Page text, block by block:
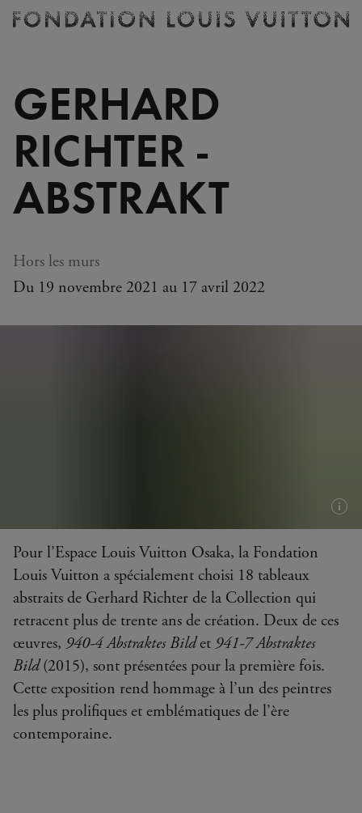
-
Accueil
GERHARD
RICHTER -
ABSTRAKT
Hors les murs
Du 19 novembre 2021 au 17 avril 2022
Pour l’Espace Louis Vuitton Osaka, la Fondation
Louis Vuitton a spécialement choisi 18 tableaux
abstraits de Gerhard Richter de la Collection qui
retracent plus de trente ans de création. Deux de ces
œuvres, 940-4 Abstraktes Bildet 941-7 Abstraktes
Bild(2015), sont présentées pour la première fois.
Cette exposition rend hommage à l’un des peintres
les plus prolifiques et emblématiques de l’ère
contemporaine.
Billetterie